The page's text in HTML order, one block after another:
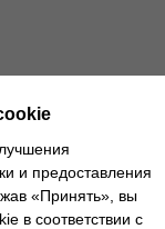
и предоставления
«Принять», вы
в соответствии с